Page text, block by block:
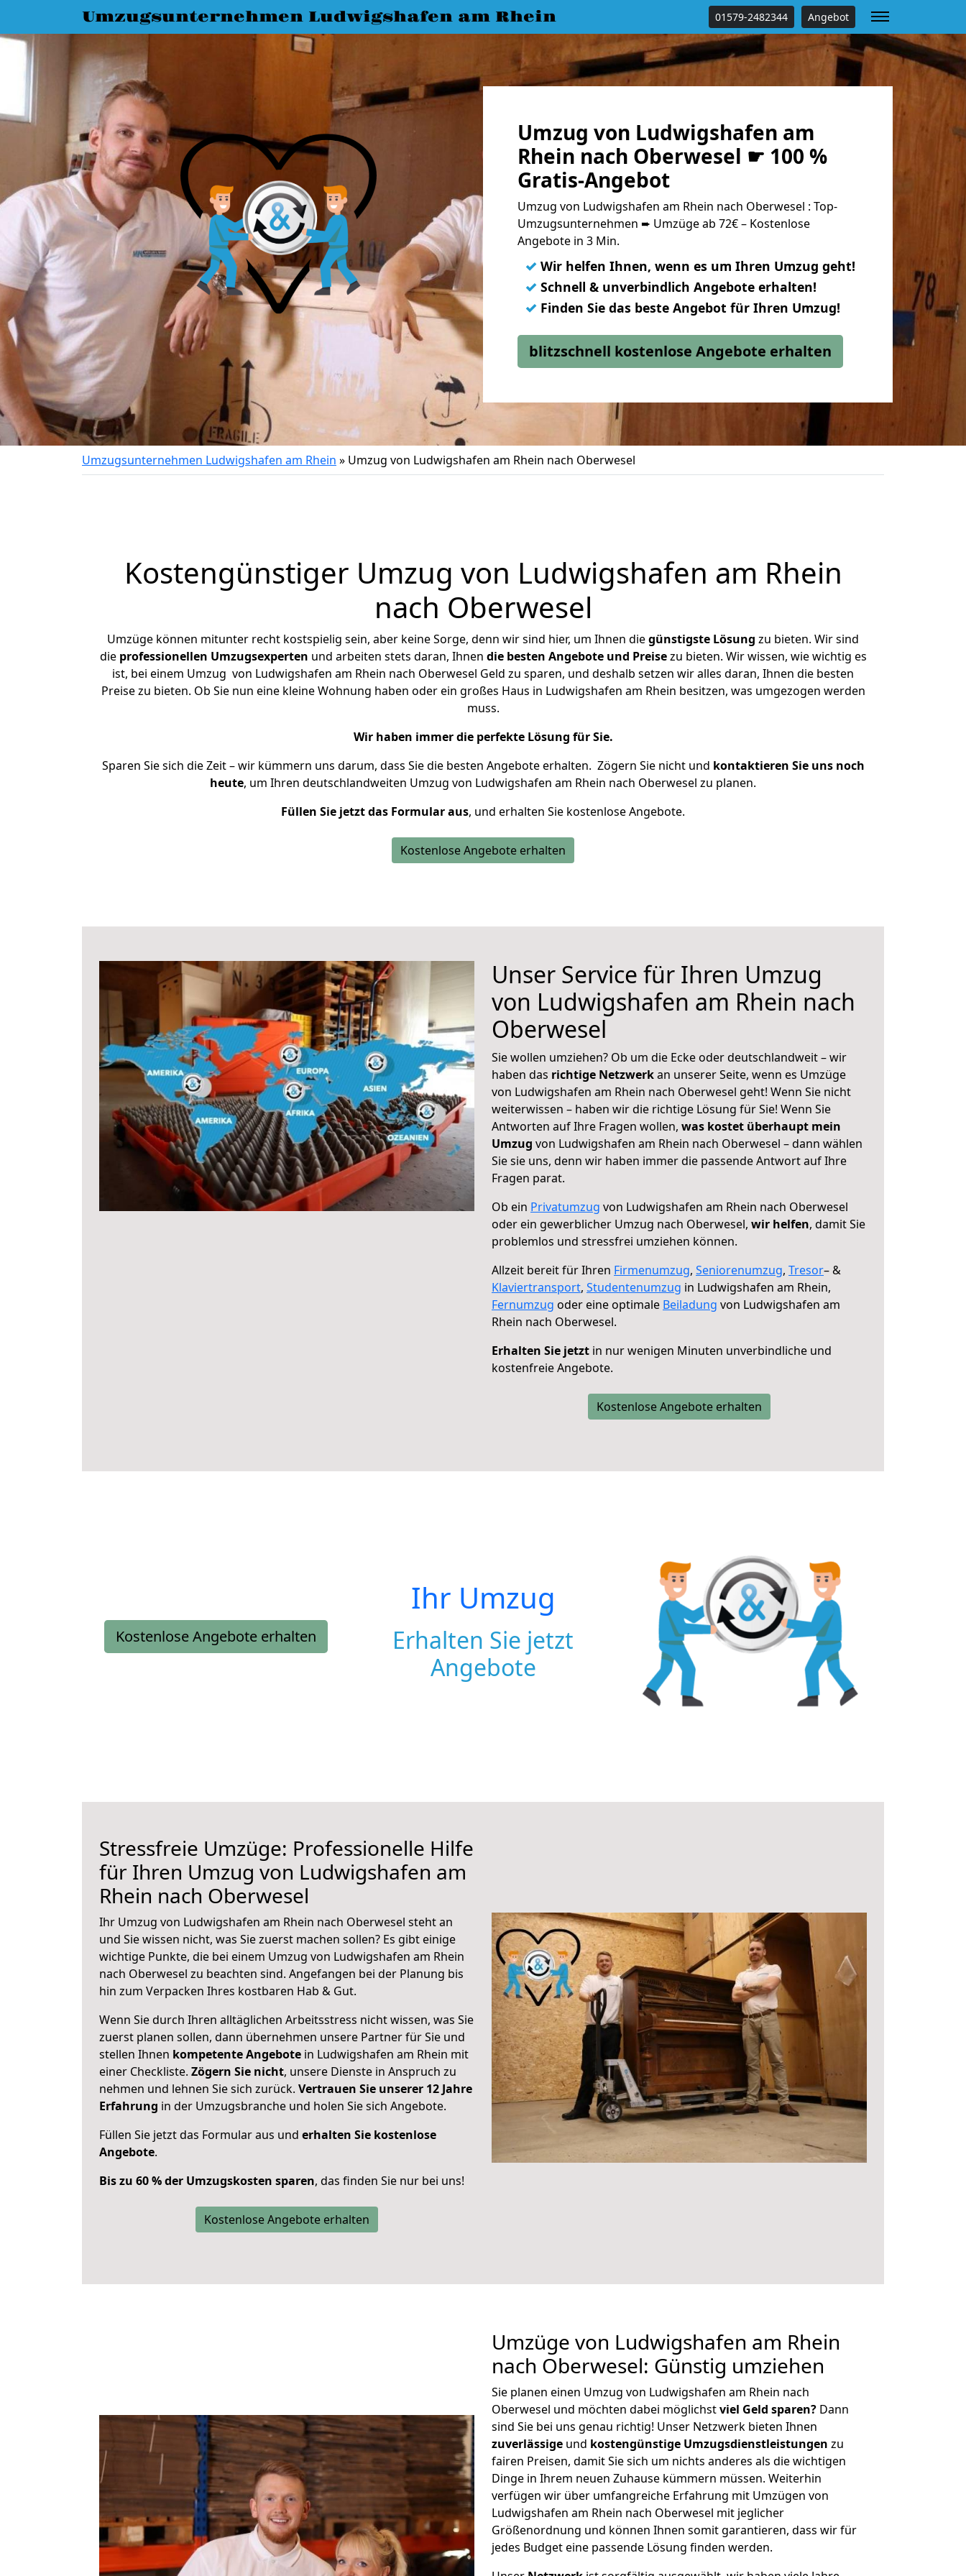
Umzugsunternehmen Ludwigshafen am Rhein 01579-2482344 Angebot
Umzug von Ludwigshafen am
Rhein nach Oberwesel ☛ 100 %
Gratis-Angebot
Umzug von Ludwigshafen am Rhein nach Oberwesel : Top-
Umzugsunternehmen ➨ Umzüge ab 72€ – Kostenlose
Angebote in 3 Min.
✓ Wir helfen Ihnen, wenn es um Ihren Umzug geht!
✓ Schnell & unverbindlich Angebote erhalten!
✓ Finden Sie das beste Angebot für Ihren Umzug!
blitzschnell kostenlose Angebote erhalten
Umzugsunternehmen Ludwigshafen am Rhein » Umzug von Ludwigshafen am Rhein nach Oberwesel
Kostengünstiger Umzug von Ludwigshafen am Rhein
nach Oberwesel
Umzüge können mitunter recht kostspielig sein, aber keine Sorge, denn wir sind hier, um Ihnen diegünstigste Lösung zu bieten. Wir sind
die professionellen Umzugsexperten und arbeiten stets daran, Ihnen die besten Angebote und Preisezu bieten. Wir wissen, wie wichtig es
ist, bei einem Umzug von Ludwigshafen am Rhein nach Oberwesel Geld zu sparen, und deshalb setzen wir alles daran, Ihnen die besten
Preise zu bieten. Ob Sie nun eine kleine Wohnung haben oder ein großes Haus in Ludwigshafen am Rhein besitzen, was umgezogen werden
muss.
Wir haben immer die perfekte Lösung für Sie.
Sparen Sie sich die Zeit – wir kümmern uns darum, dass Sie die besten Angebote erhalten. Zögern Sie nicht und kontaktieren Sie uns noch
heute, um Ihren deutschlandweiten Umzug von Ludwigshafen am Rhein nach Oberwesel zu planen.
Füllen Sie jetzt das Formular aus, und erhalten Sie kostenlose Angebote.
Kostenlose Angebote erhalten
Unser Service für Ihren Umzug
von Ludwigshafen am Rhein nach
Oberwesel
Sie wollen umziehen? Ob um die Ecke oder deutschlandweit – wir
haben das richtige Netzwerkan unserer Seite, wenn es Umzüge
von Ludwigshafen am Rhein nach Oberwesel geht! Wenn Sie nicht
weiterwissen – haben wir die richtige Lösung für Sie! Wenn Sie
Antworten auf Ihre Fragen wollen, was kostet überhaupt mein
Umzug von Ludwigshafen am Rhein nach Oberwesel – dann wählen
Sie sie uns, denn wir haben immer die passende Antwort auf Ihre
Fragen parat.
Ob ein Privatumzug von Ludwigshafen am Rhein nach Oberwesel
oder ein gewerblicher Umzug nach Oberwesel, wir helfen, damit Sie
problemlos und stressfrei umziehen können.
Allzeit bereit für Ihren Firmenumzug, Seniorenumzug, Tresor– &
Klaviertransport, Studentenumzug in Ludwigshafen am Rhein,
Fernumzug oder eine optimale Beiladung von Ludwigshafen am
Rhein nach Oberwesel.
Erhalten Sie jetzt in nur wenigen Minuten unverbindliche und
kostenfreie Angebote.
Kostenlose Angebote erhalten
Kostenlose Angebote erhalten
Ihr Umzug
Erhalten Sie jetzt
Angebote
Stressfreie Umzüge: Professionelle Hilfe
für Ihren Umzug von Ludwigshafen am
Rhein nach Oberwesel
Ihr Umzug von Ludwigshafen am Rhein nach Oberwesel steht an
und Sie wissen nicht, was Sie zuerst machen sollen? Es gibt einige
wichtige Punkte, die bei einem Umzug von Ludwigshafen am Rhein
nach Oberwesel zu beachten sind. Angefangen bei der Planung bis
hin zum Verpacken Ihres kostbaren Hab & Gut.
Wenn Sie durch Ihren alltäglichen Arbeitsstress nicht wissen, was Sie
zuerst planen sollen, dann übernehmen unsere Partner für Sie und
stellen Ihnen kompetente Angebote in Ludwigshafen am Rhein mit
einer Checkliste. Zögern Sie nicht, unsere Dienste in Anspruch zu
nehmen und lehnen Sie sich zurück. Vertrauen Sie unserer 12 Jahre
Erfahrung in der Umzugsbranche und holen Sie sich Angebote.
Füllen Sie jetzt das Formular aus und erhalten Sie kostenlose
Angebote.
Bis zu 60 % der Umzugskosten sparen, das finden Sie nur bei uns!
Kostenlose Angebote erhalten
Umzüge von Ludwigshafen am Rhein
nach Oberwesel: Günstig umziehen
Sie planen einen Umzug von Ludwigshafen am Rhein nach
Oberwesel und möchten dabei möglichstviel Geld sparen? Dann
sind Sie bei uns genau richtig! Unser Netzwerk bieten Ihnen
zuverlässige und kostengünstige Umzugsdienstleistungen zu
fairen Preisen, damit Sie sich um nichts anderes als die wichtigen
Dinge in Ihrem neuen Zuhause kümmern müssen. Weiterhin
verfügen wir über umfangreiche Erfahrung mit Umzügen von
Ludwigshafen am Rhein nach Oberwesel mit jeglicher
Größenordnung und können Ihnen somit garantieren, dass wir für
jedes Budget eine passende Lösung finden werden.